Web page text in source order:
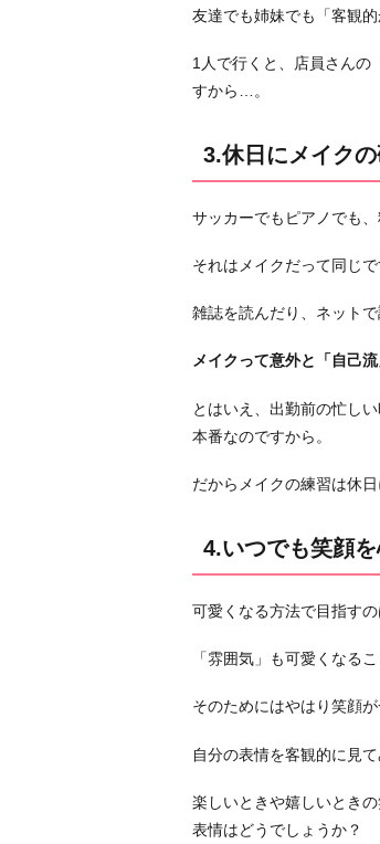
直
心
を
つ
お
に
友達でも姉妹でも「客観
1人で行くと、店員さんの
すから…。
3.休日にメイク
サッカーでもピアノでも
それはメイクだって同じで
雑誌を読んだり、ネット
メイクって意外と「自己
とはいえ、出勤前の忙し
本番なのですから。
だからメイクの練習は休
4.いつでも笑顔
可愛くなる方法で目指す
「雰囲気」も可愛くなる
そのためにはやはり笑顔が
自分の表情を客観的に見て
楽しいときや嬉しいとき
表情はどうでしょうか？